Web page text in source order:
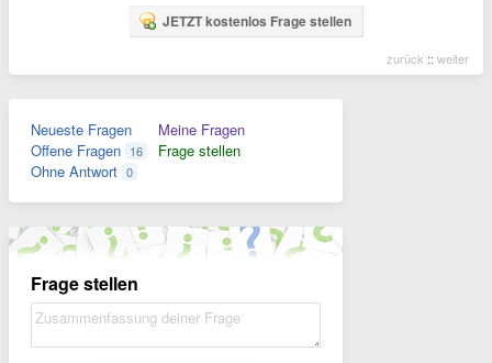
JETZT kostenlos Frage stellen
zurück :: weiter
Neueste Fragen
Offene Fragen 16
Ohne Antwort 0
Meine Fragen
Frage stellen
Frage stellen